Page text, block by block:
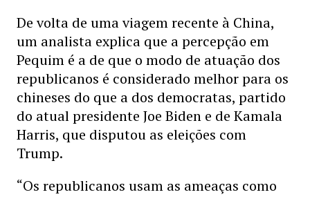
De volta de uma viagem recente à China,
um analista explica que a percepção em
Pequim é a de que o modo de atuação dos
republicanos é considerado melhor para os
chineses do que a dos democratas, partido
do atual presidente Joe Biden e de Kamala
Harris, que disputou as eleições com
Trump.
“Os republicanos usam as ameaças como